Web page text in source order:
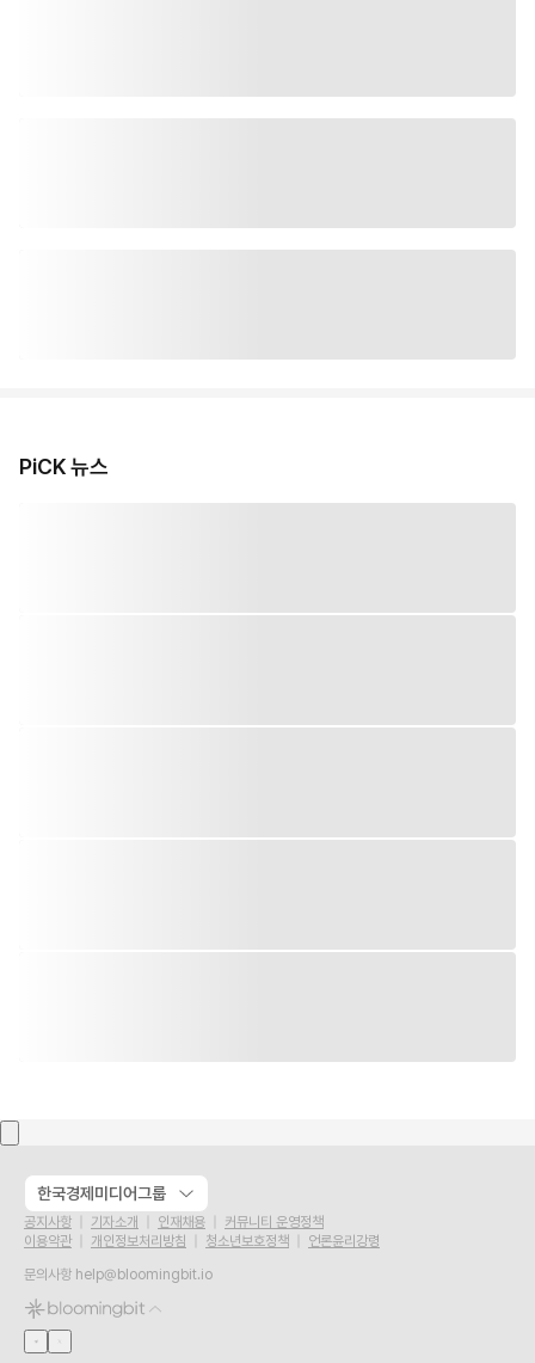
PiCK 뉴스
한국경제미디어그룹
공지사항 기자소개 인재채용
커뮤니티 운영정책
이용약관
개인정보처리방침 청소년보호정책
언론윤리강령
문의사항 help@bloomingbit.io